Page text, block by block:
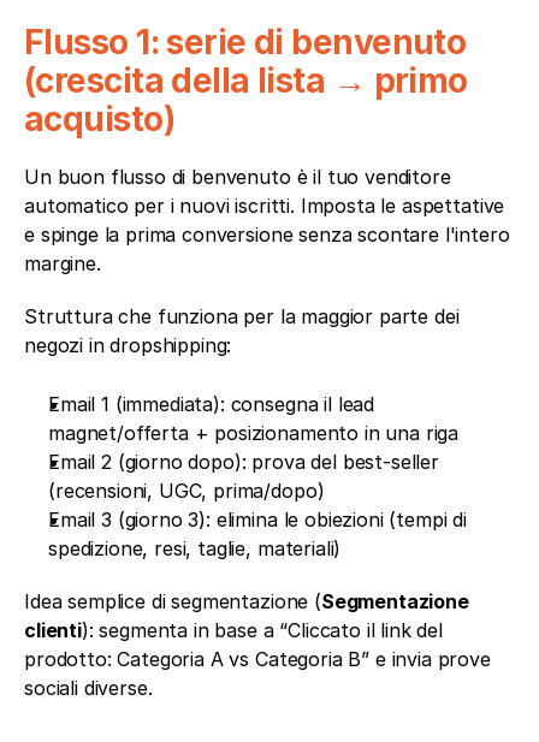
Flusso 1: serie di benvenuto
(crescita della lista → primo
acquisto)
Un buon flusso di benvenuto è il tuo venditore
automatico per i nuovi iscritti. Imposta le aspettative
e spinge la prima conversione senza scontare l'intero
margine.
Struttura che funziona per la maggior parte dei
negozi in dropshipping:
Email 1 (immediata): consegna il lead
magnet/offerta + posizionamento in una riga
Email 2 (giorno dopo): prova del best-seller
(recensioni, UGC, prima/dopo)
Email 3 (giorno 3): elimina le obiezioni (tempi di
spedizione, resi, taglie, materiali)
Idea semplice di segmentazione (Segmentazione
clienti): segmenta in base a “Cliccato il link del
prodotto: Categoria A vs Categoria B” e invia prove
sociali diverse.